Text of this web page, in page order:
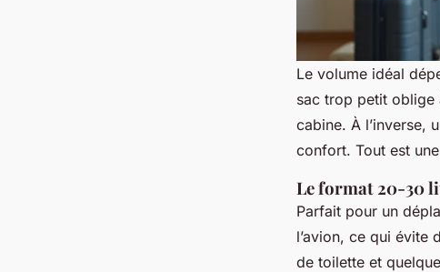
Le volume idéal
sac trop petit oblige
cabine. À l’inverse,
confort. Tout est
Le format 20-30
Parfait pour un
l’avion, ce qui évite
de toilette et